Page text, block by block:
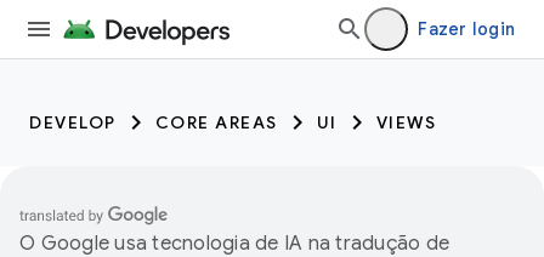
Fazer login
DEVELOP CORE AREAS UI VIEWS
O Google usa tecnologia de IA na tradução de